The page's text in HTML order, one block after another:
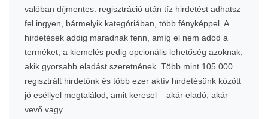
valóban díjmentes: regisztráció után tíz hirdetést adhatsz
fel ingyen, bármelyik kategóriában, több fényképpel. A
hirdetések addig maradnak fenn, amíg el nem adod a
terméket, a kiemelés pedig opcionális lehetőség azoknak,
akik gyorsabb eladást szeretnének. Több mint 105 000
regisztrált hirdetőnk és több ezer aktív hirdetésünk között
jó eséllyel megtalálod, amit keresel – akár eladó, akár
vevő vagy.